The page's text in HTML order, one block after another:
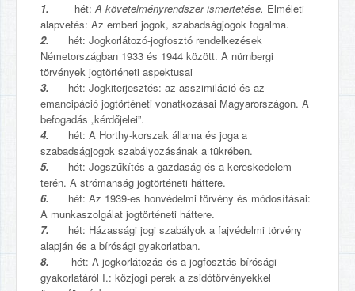
1. hét: A követelményrendszer ismertetése. Elméleti
alapvetés: Az emberi jogok, szabadságjogok fogalma.
2. hét: Jogkorlátozó-jogfosztó rendelkezések
Németországban 1933 és 1944 között. A nürnbergi
törvények jogtörténeti aspektusai
3. hét: Jogkiterjesztés: az asszimiláció és az
emancipáció jogtörténeti vonatkozásai Magyarországon. A
befogadás „kérdőjelei”.
4. hét: A Horthy-korszak állama és joga a
szabadságjogok szabályozásának a tükrében.
5. hét: Jogszűkítés a gazdaság és a kereskedelem
terén. A strómanság jogtörténeti háttere.
6. hét: Az 1939-es honvédelmi törvény és módosításai:
A munkaszolgálat jogtörténeti háttere.
7. hét: Házassági jogi szabályok a fajvédelmi törvény
alapján és a bírósági gyakorlatban.
8.
hét: A jogkorlátozás és a jogfosztás bírósági
gyakorlatáról I.: közjogi perek a zsidótörvényekkel